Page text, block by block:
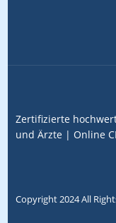
Zertifizierte
und Ärzte | Online
Copyright 2024 All